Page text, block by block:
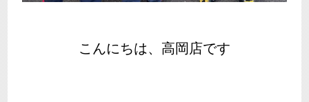
こんにちは、高岡店です